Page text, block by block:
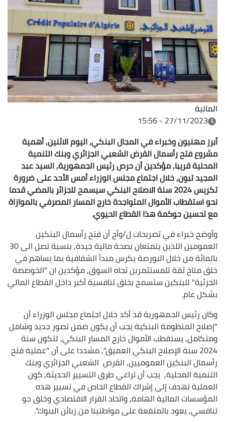
المالية
27/11/2023 - 15:56
أبرز مهنيون وخبراء في المجال البنكي, اليوم الاثنين, أهمية
مشروع فتح رأسمال القرض الشعبي الجزائري وبنك التنمية
المحلية قريبا, مؤكدين أن حرص رئيس الجمهورية, السيد عبد
المجيد تبون, خلال اجتماع مجلس الوزراء أمس الأحد على ضرورة
تكريس 2024 سنة الاصلاح البنكي سيسمح للجزائر بالمضي قدما
نحو استقطاب الأموال المتواجدة خارج المسار المصرفي بالموازاة
مع تحسين حوكمة هذا القطاع الحيوي.
وأوضح خبراء في تصريحات ل/وأج أن فتح رأسمال البنكين
العمومين اللذين يتمتعان بصحة مالية جيدة, بنسبة تصل الى 30
بالمائة من خلال البورصة يكرس مبدأ الشفافية بما يساهم في
خلق مناخ ثقة للمستثمرين تجاه السوق, مؤكدين ان "الخوصصة
الجزئية" للبنكين ستسمح بخلق تنافسية أكبر داخل القطاع المالي
بشكل عام.
وكان رئيس الجمهورية قد أكد خلال اجتماع مجلس الوزراء أن
"إصلاح المنظومة البنكية يجب أن يكون ضمن تصور جديد وشامل
ومتكامل, يستقطب الأموال خارج المسار البنكي, لتكون سنة
2024 سنة الإصلاح البنكي العميق", مشددا على أن "عملية فتح
رأسمال البنكين العموميين, القرض الشعبي الجزائري وبنك
التنمية المحلية, يجب أن تراعي طرق التسيير الحديثة, كون
العملية تهدف إلى إشراك القطاع الخاص في تسيير هذه
المؤسسات المالية الهامة, واتخاذ القرار الاقتصادي وخلق جو
تنافسي, يعود بالمنفعة على مواطنينا من زبائن البنوك".